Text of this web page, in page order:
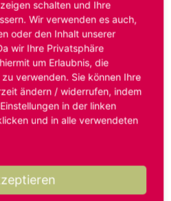
initiativund wir suchen für Sie
schalten und Ihre
Wir verwenden es auch,
oder den Inhalt unserer
wir Ihre Privatsphäre
um Erlaubnis, die
verwenden. Sie können Ihre
ändern / widerrufen, indem
in der linken
und in alle verwendeten